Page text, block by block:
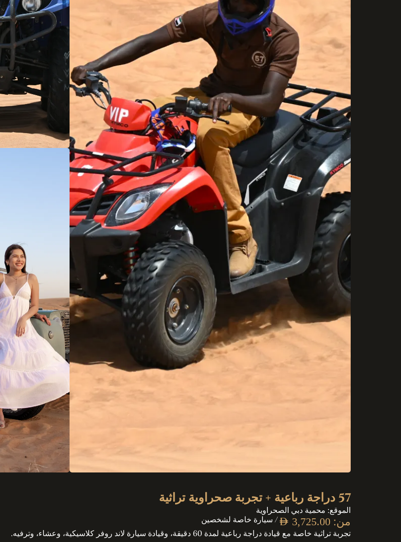
57 دراجة رباعية + تجربة صحراوية تراثية
الموقع: محمية دبي الصحراوية
من: AED 3,725.00 / سيارة خاصة لشخصين
تجربة تراثية خاصة مع قيادة دراجة رباعية لمدة 60 دقيقة، وقيادة سيارة لاند روفر كلاسيكية، وعشاء، وترفيه.